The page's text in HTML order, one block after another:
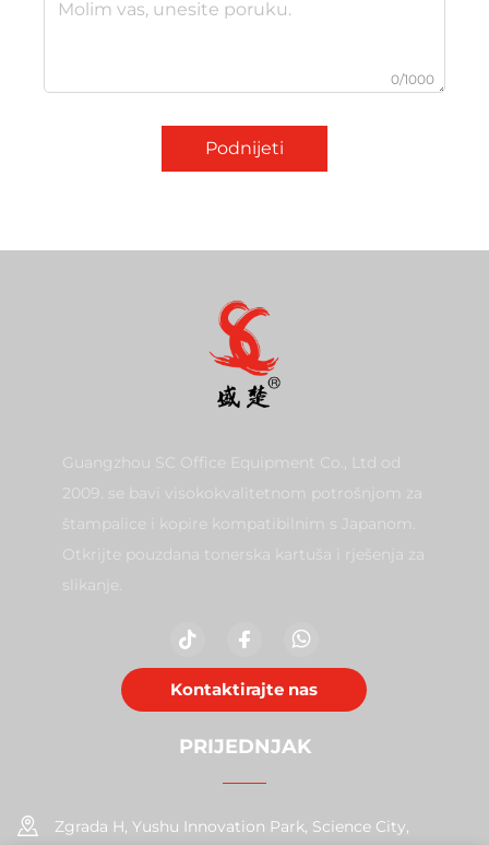
0/1000
Podnijeti
Guangzhou SC Office Equipment Co., Ltd od
2009. se bavi visokokvalitetnom potrošnjom za
štampalice i kopire kompatibilnim s Japanom.
Otkrijte pouzdana tonerska kartuša i rješenja za
slikanje.
Kontaktirajte nas
PRIJEDNJAK
Zgrada H, Yushu Innovation Park, Science City,